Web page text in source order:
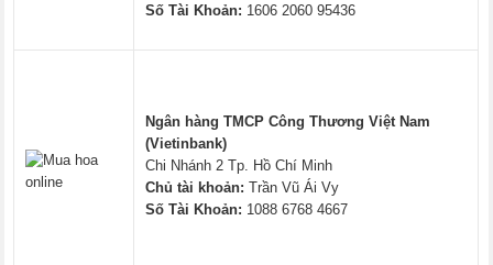
Số Tài Khoản: 1606 2060 95436
Ngân hàng TMCP Công Thương Việt Nam
(Vietinbank)
Chi Nhánh 2 Tp. Hồ Chí Minh
Chủ tài khoản: Trần Vũ Ái Vy
Số Tài Khoản: 1088 6768 4667